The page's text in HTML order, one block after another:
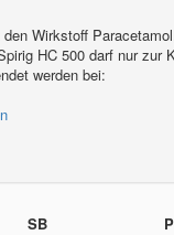
Wirkstoff
HC 500 darf nur zur
werden bei:
SB